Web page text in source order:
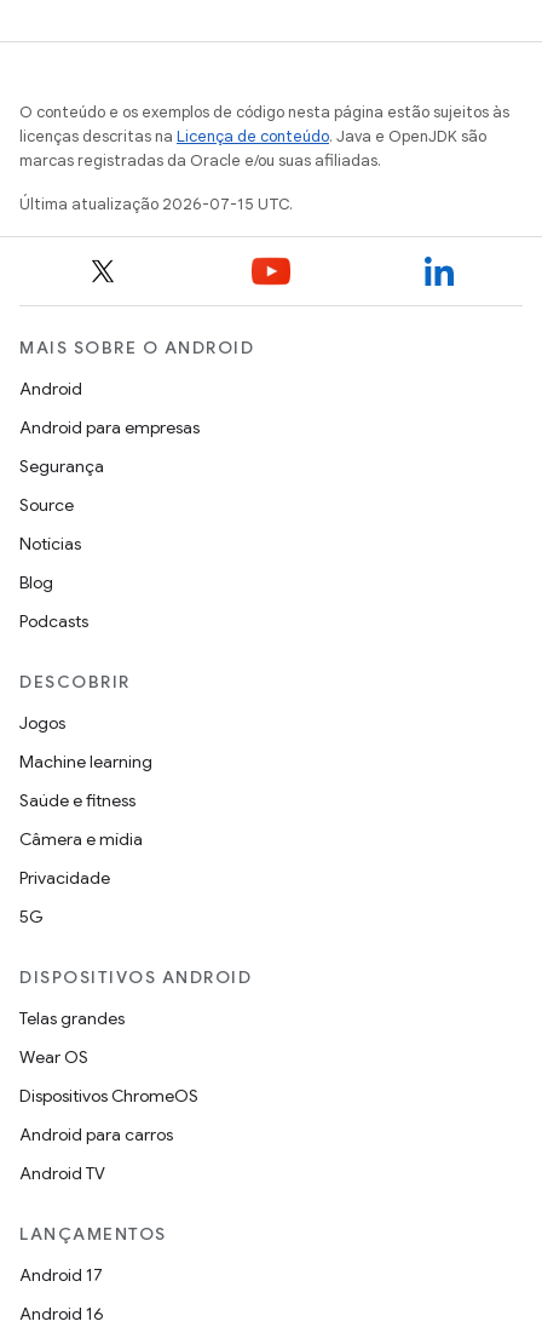
O conteúdo e os exemplos de código nesta página estão sujeitos às
licenças descritas na Licença de conteúdo. Java e OpenJDK são
marcas registradas da Oracle e/ou suas afiliadas.
Última atualização 2026-07-15 UTC.
MAIS SOBRE O ANDROID
Android
Android para empresas
Segurança
Source
Notícias
Blog
Podcasts
DESCOBRIR
Jogos
Machine learning
Saúde e fitness
Câmera e mídia
Privacidade
5G
DISPOSITIVOS ANDROID
Telas grandes
Wear OS
Dispositivos ChromeOS
Android para carros
Android TV
LANÇAMENTOS
Android 17
Android 16